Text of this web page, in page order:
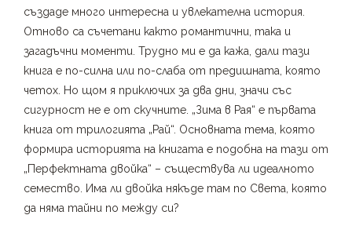
създаде много интересна и увлекателна история.
Отново са съчетани както романтични, така и
загадъчни моменти. Трудно ми е да кажа, дали тази
книга е по-силна или по-слаба от предишната, която
четох. Но щом я приключих за два дни, значи със
сигурност не е от скучните. „Зима в Рая“ е първата
книга от трилогията „Рай“. Основната тема, която
формира историята на книгата е подобна на тази от
„Перфектната двойка“ – съществува ли идеалното
семество. Има ли двойка някъде там по Света, която
да няма тайни по между си?